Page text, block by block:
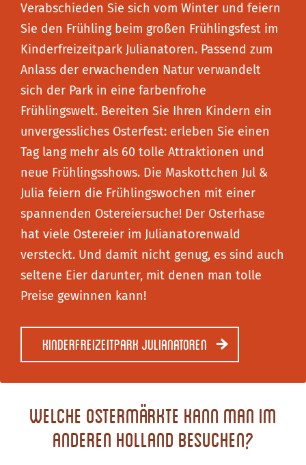
Verabschieden Sie sich vom Winter und feiern
Sie den Frühling beim großen Frühlingsfest im
Kinderfreizeitpark Julianatoren. Passend zum
Anlass der erwachenden Natur verwandelt
sich der Park in eine farbenfrohe
Frühlingswelt. Bereiten Sie Ihren Kindern ein
unvergessliches Osterfest: erleben Sie einen
Tag lang mehr als 60 tolle Attraktionen und
neue Frühlingsshows. Die Maskottchen Jul &
Julia feiern die Frühlingswochen mit einer
spannenden Ostereiersuche! Der Osterhase
hat viele Ostereier im Julianatorenwald
versteckt. Und damit nicht genug, es sind auch
seltene Eier darunter, mit denen man tolle
Preise gewinnen kann!
Kinderfreizeitpark Julianatoren
Welche Ostermärkte kann man im
anderen Holland besuchen?